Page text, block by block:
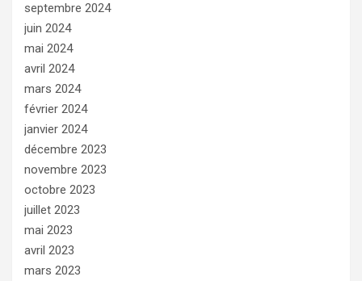
septembre 2024
juin 2024
mai 2024
avril 2024
mars 2024
février 2024
janvier 2024
décembre 2023
novembre 2023
octobre 2023
juillet 2023
mai 2023
avril 2023
mars 2023